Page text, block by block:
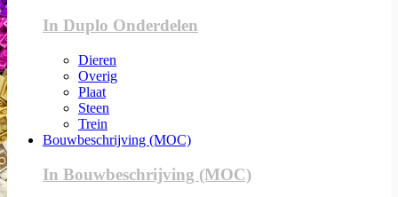
In Duplo Onderdelen
Dieren
Overig
Plaat
Steen
Trein
Bouwbeschrijving (MOC)
In Bouwbeschrijving (MOC)